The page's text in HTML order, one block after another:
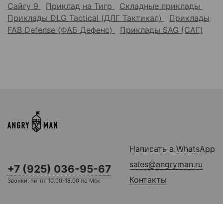
Сайгу 9
Приклад на Тигр
Складные приклады
Приклады DLG Tactical (ДЛГ Тактикал)
Приклады
FAB Defense (ФАБ Дефенс)
Приклады SAG (САГ)
+7 (925) 036-95-67
Звонки: пн-пт 10.00-18.00 по Мск
Написать в WhatsApp
sales@angryman.ru
Контакты